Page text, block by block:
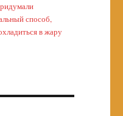
способ,
в жару